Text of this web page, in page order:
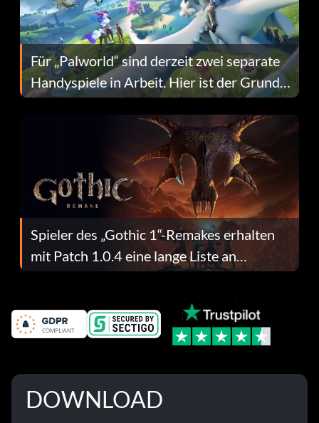
Für „Palworld“ sind derzeit zwei separate
Handyspiele in Arbeit. Hier ist der Grund
dafür.
Spieler des „Gothic 1“-Remakes erhalten
mit Patch 1.0.4 eine lange Liste an
Fehlerbehebungen
DOWNLOAD